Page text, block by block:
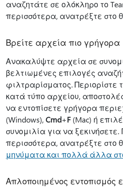
αναζητάτε σε ολόκληρο το
περισσότερα, ανατρέξτε στο
Βρείτε αρχεία πιο γρήγορα
Ανακαλύψτε αρχεία σε
βελτιωμένες επιλογές
φιλτραρίσματος.
κατά τύπο αρχείου,
να εντοπίσετε γρήγορα
(Windows),Cmd+F (Mac) ή
συνομιλία για να
περισσότερα, ανατρέξτε στο
μηνύματα και πολλά άλλα
Απλοποιημένος